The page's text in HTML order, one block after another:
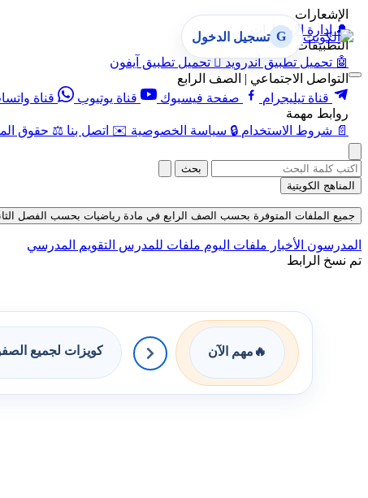
الإشعارات
🔔 إدارة الإشعارات
التطبيقات
🤖 تحميل تطبيق أندرويد  تحميل تطبيق آيفون
التواصل الاجتماعي | الصف الرابع
قناة تيليجرام
صفحة فيسبوك قناة يوتيوب قناة
روابط مهمة
📄 شروط الاستخدام 🔒 سياسة الخصوصية ✉️ اتصل بنا ⚖️ حقوق
G تسجيل الدخول
بحث
المناهج الكويتية
جميع الملفات المتوفرة بحسب الصف الرابع في مادة رياضيات بحسب الفصل الثاني في
المدرسون الأخبار ملفات اليوم ملفات للمدرس التقويم المدرسي
تم نسخ الرابط
🔥 مهم الآن كويزات لجميع